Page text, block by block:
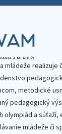
mládeže realizuje
metodické
pedagogický
olympiád a súťaží,
mládeže či